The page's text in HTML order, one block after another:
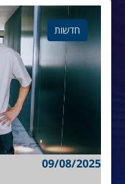
חדשות
09/08/2025